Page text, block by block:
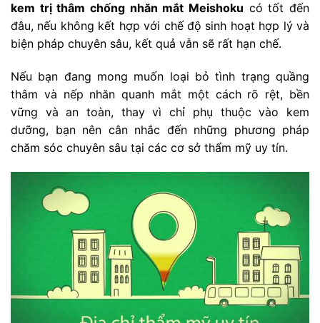
kem trị thâm chống nhăn mắt Meishoku có tốt đến
đâu, nếu không kết hợp với chế độ sinh hoạt hợp lý và
biện pháp chuyên sâu, kết quả vẫn sẽ rất hạn chế.
Nếu bạn đang mong muốn loại bỏ tình trạng quầng
thâm và nếp nhăn quanh mắt một cách rõ rệt, bền
vững và an toàn, thay vì chỉ phụ thuộc vào kem
dưỡng, bạn nên cân nhắc đến những phương pháp
chăm sóc chuyên sâu tại các cơ sở thẩm mỹ uy tín.